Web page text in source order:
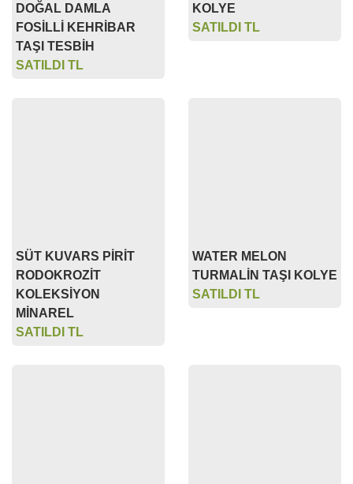
DOĞAL DAMLA
FOSİLLİ KEHRİBAR
TAŞI TESBİH
SATILDI TL
KOLYE
SATILDI TL
WATER MELON
TURMALİN TAŞI KOLYE
SATILDI TL